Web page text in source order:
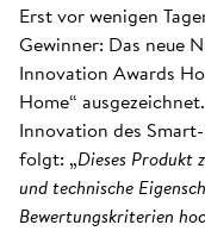
Erst vor wenigen
Gewinner: Das neue
Innovation Awards
Home“
Innovation des
folgt: „Dieses Produkt
und technische
Bewertungskriterien